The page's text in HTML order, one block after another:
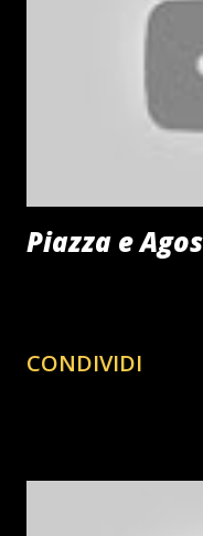
Piazza e
CONDIVIDI